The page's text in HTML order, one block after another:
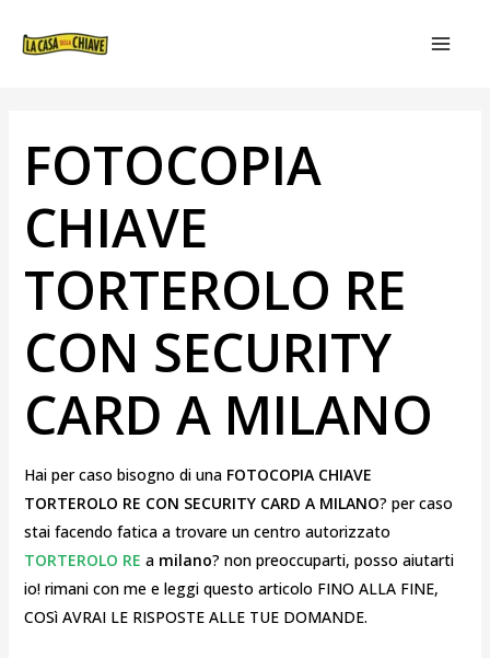
FOTOCOPIA
CHIAVE
TORTEROLO RE
CON SECURITY
CARD A MILANO
Hai per caso bisogno di unaFOTOCOPIA CHIAVE
TORTEROLO RE CON SECURITY CARD A MILANO? per caso
stai facendo fatica a trovare un centro autorizzato
TORTEROLO RE a milano? non preoccuparti, posso aiutarti
io! rimani con me e leggi questo articolo FINO ALLA FINE,
COSì AVRAI LE RISPOSTE ALLE TUE DOMANDE.
ARTICOLI